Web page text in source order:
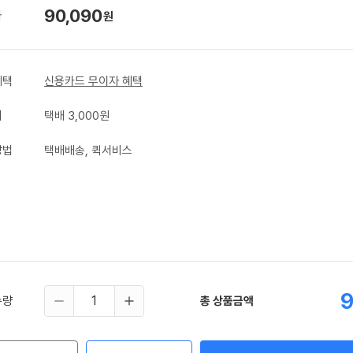
90,090원
신용카드 무이자 혜택
택배 3,000원
택배배송, 퀵서비스
량 총 상품금액